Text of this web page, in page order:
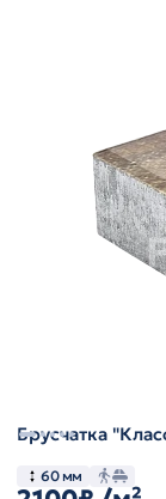
Брусчатка
60 мм